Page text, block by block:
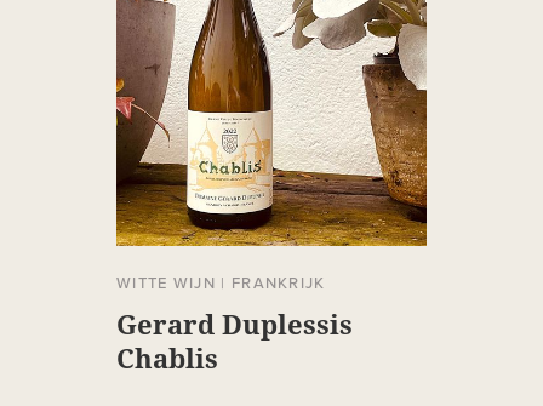
WITTE WIJN | FRANKRIJK
Gerard Duplessis
Chablis